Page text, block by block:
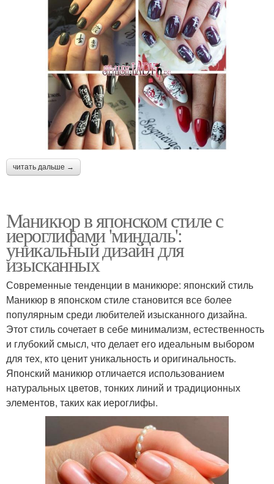
читать дальше →
Маникюр в японском стиле с
иероглифами 'миндаль':
уникальный дизайн для
изысканных
Современные тенденции в маникюре: японский стиль
Маникюр в японском стиле становится все более
популярным среди любителей изысканного дизайна.
Этот стиль сочетает в себе минимализм, естественность
и глубокий смысл, что делает его идеальным выбором
для тех, кто ценит уникальность и оригинальность.
Японский маникюр отличается использованием
натуральных цветов, тонких линий и традиционных
элементов, таких как иероглифы.